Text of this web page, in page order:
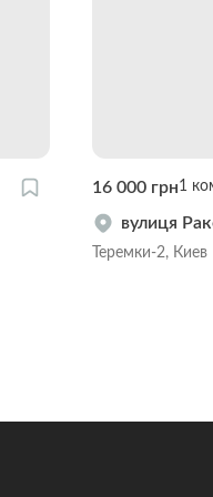
16 000 грн1
вулиця
Теремки-2, Киев